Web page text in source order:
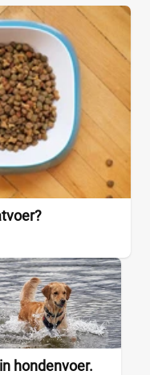
hondenvoer.